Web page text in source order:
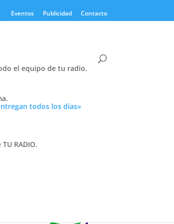
Eventos Publicidad Contacto
el equipo de tu radio.
todos los días»
RADIO.
Twitter
Cativelli